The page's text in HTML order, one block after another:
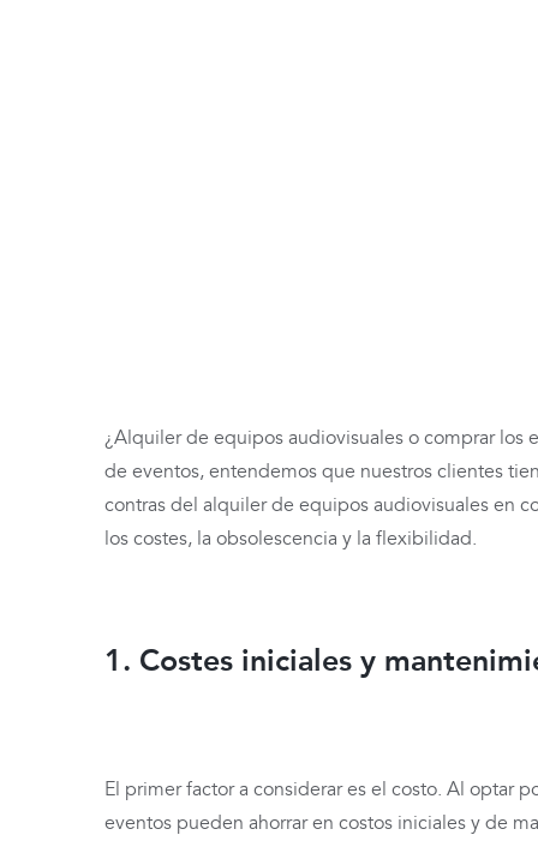
¿Alquiler de equipos audiovisuales o comprar los
de eventos, entendemos que nuestros clientes
contras del alquiler de equipos audiovisuales en
los costes, la obsolescencia y la flexibilidad.
1. Costes iniciales y
El primer factor a considerar es el costo. Al optar
eventos pueden ahorrar en costos iniciales y de